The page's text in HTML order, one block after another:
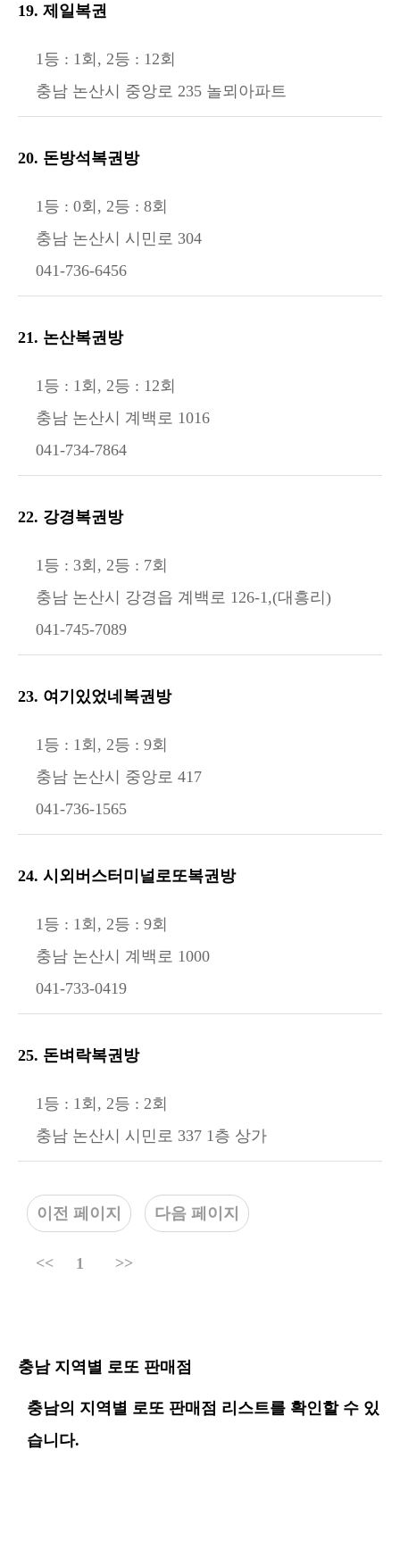
19. 제일복권
1등 : 1회, 2등 : 12회
충남 논산시 중앙로 235 놀뫼아파트
20. 돈방석복권방
1등 : 0회, 2등 : 8회
충남 논산시 시민로 304
041-736-6456
21. 논산복권방
1등 : 1회, 2등 : 12회
충남 논산시 계백로 1016
041-734-7864
22. 강경복권방
1등 : 3회, 2등 : 7회
충남 논산시 강경읍 계백로 126-1,(대흥리)
041-745-7089
23. 여기있었네복권방
1등 : 1회, 2등 : 9회
충남 논산시 중앙로 417
041-736-1565
24. 시외버스터미널로또복권방
1등 : 1회, 2등 : 9회
충남 논산시 계백로 1000
041-733-0419
25. 돈벼락복권방
1등 : 1회, 2등 : 2회
충남 논산시 시민로 337 1층 상가
이전 페이지 다음 페이지
<< 1 >>
충남 지역별 로또 판매점
충남의 지역별 로또 판매점 리스트를 확인할 수 있
습니다.